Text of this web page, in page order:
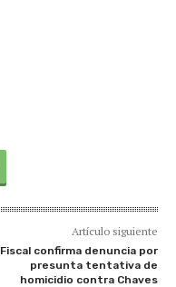
Artículo siguiente
Fiscal confirma denuncia por
presunta tentativa de
homicidio contra Chaves